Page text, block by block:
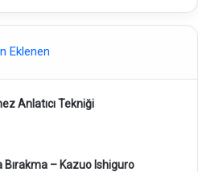
Eklenen
Anlatıcı Tekniği
Bırakma – Kazuo Ishiguro